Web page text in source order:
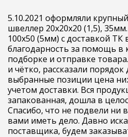
5.10.2021 оформляли
швеллер 20х20х20 (1,5),
100х50 (5мм) с доставкой ТК
благодарность за помощь в
подборке и отправке
и чётко, рассказали порядок
выбранные позиции цена
учетом доставки. Вся
запакованная, дошла в
Спасибо, что не подвели ни
вами иметь дело. Давно
поставщика, будем